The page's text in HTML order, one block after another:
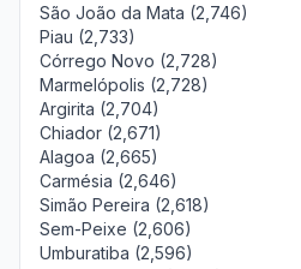
São João da Mata (2,746)
Piau (2,733)
Córrego Novo (2,728)
Marmelópolis (2,728)
Argirita (2,704)
Chiador (2,671)
Alagoa (2,665)
Carmésia (2,646)
Simão Pereira (2,618)
Sem-Peixe (2,606)
Umburatiba (2,596)